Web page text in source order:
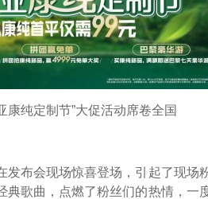
定制节”大促活动席卷全国
会现场惊喜登场，引起了现场
歌曲，点燃了粉丝们的热情，一